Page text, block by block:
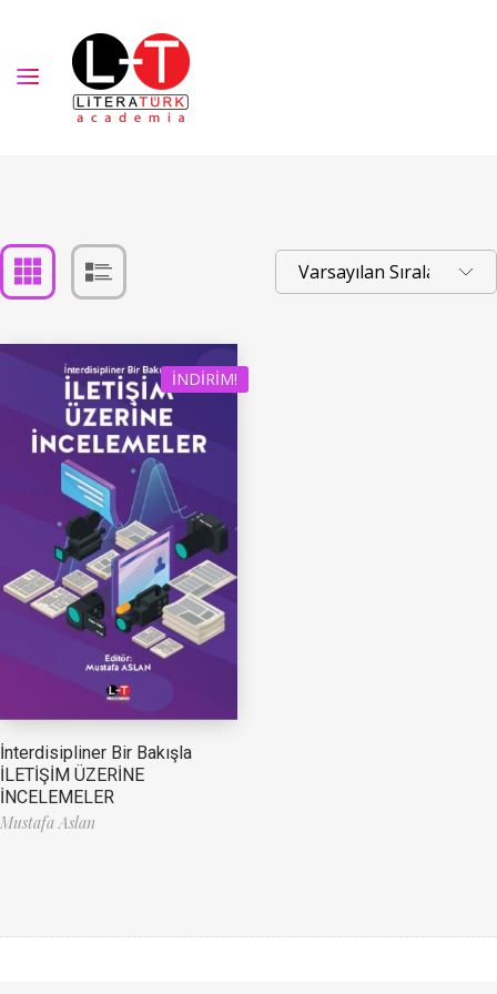
İNDIRIM!
İnterdisipliner Bir Bakışla
İLETİŞİM ÜZERİNE
İNCELEMELER
Mustafa Aslan